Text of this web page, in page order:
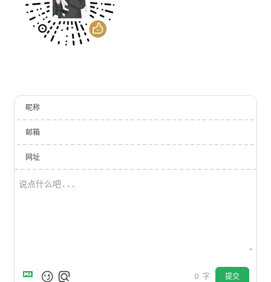
昵称
邮箱
网址
0 字 提交